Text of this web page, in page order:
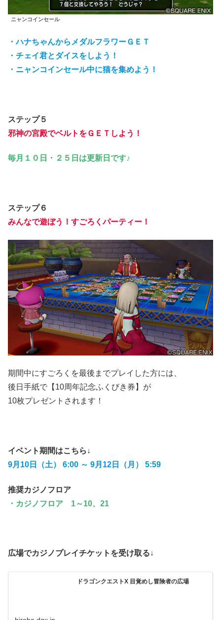
ニャンコインセール
・ハナちゃんからメダルフラワーＧＥＴ
・チェイ君とダイスをしよう！
・ニャンコインセール中に猫を集めよう！
ステップ５
邪神の宮殿でベルトをＧＥＴしよう！
毎月１０日・２５日は更新日です♪
ステップ６
みんなで遊ぼう！すごろくパーティー！
期間中にすごろくを最後までプレイした方には、
後日手紙で【10周年記念ふくびき券】が
10枚プレゼントされます！
イベント期間はこちら↓
9月10日（土） 6:00 ～ 9月12日（月） 5:59
推奨カジノフロア
・カジノフロア 1～10、21
広場でカジノプレイチケットを受け取る↓
ドラゴンクエストX 目覚めし冒険者の広場